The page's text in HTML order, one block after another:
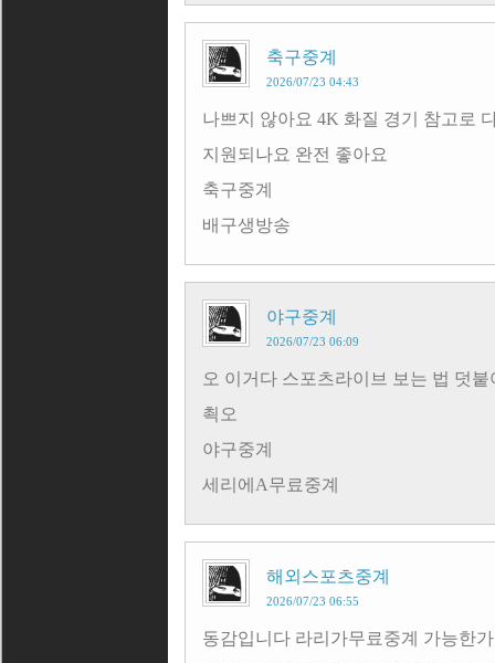
축구중계
2026/07/23 04:43
나쁘지 않아요 4K 화질 경기 참고로
지원되나요 완전 좋아요
축구중계
배구생방송
야구중계
2026/07/23 06:09
오 이거다 스포츠라이브 보는 법 덧
쵝오
야구중계
세리에A무료중계
해외스포츠중계
2026/07/23 06:55
동감입니다 라리가무료중계 가능한